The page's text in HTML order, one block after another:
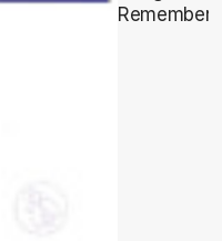
Remember